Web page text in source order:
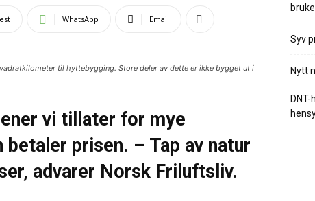
WhatsApp Email
til hyttebygging. Store deler av dette er ikke bygget ut i
vi tillater for mye
prisen. – Tap av natur
advarer Norsk Friluftsliv.
Syv
Nytt